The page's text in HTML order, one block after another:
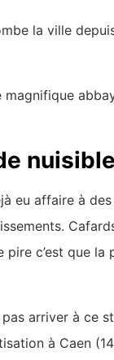
la ville
eu affaire à
c’est que la
arriver à ce
à Caen